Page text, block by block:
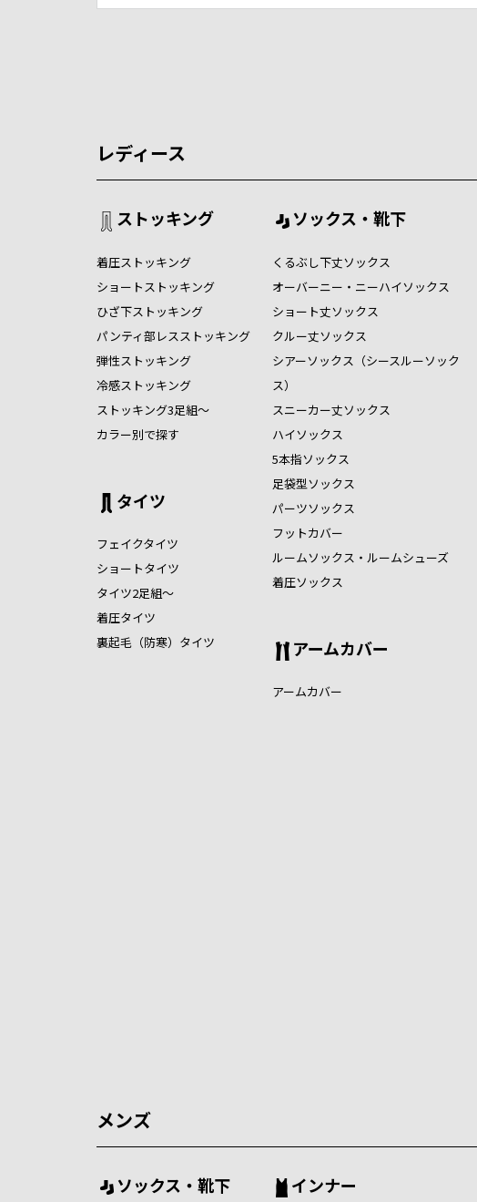
レディース
ストッキング
着圧ストッキング
ショートストッキング
ひざ下ストッキング
パンティ部レスストッキング
弾性ストッキング
冷感ストッキング
ストッキング3足組～
カラー別で探す
タイツ
フェイクタイツ
ショートタイツ
タイツ2足組～
着圧タイツ
裏起毛（防寒）タイツ
ソックス・靴下
くるぶし下丈ソックス
オーバーニー・ニーハイソックス
ショート丈ソックス
クルー丈ソックス
シアーソックス（シースルーソック
ス）
スニーカー丈ソックス
ハイソックス
5本指ソックス
足袋型ソックス
パーツソックス
フットカバー
ルームソックス・ルームシューズ
着圧ソックス
アームカバー
アームカバー
メンズ
ソックス・靴下 インナー